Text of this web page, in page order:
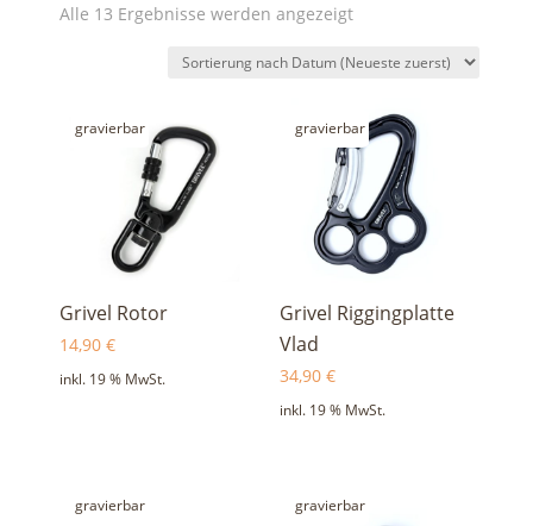
Alle 13 Ergebnisse werden angezeigtNach
gravierbar
Grivel Rotor
14,90 €
inkl. 19 % MwSt.
gravierbar
Grivel Riggingplatte
Vlad
34,90€
inkl. 19 % MwSt.
gravierbar gravierbar